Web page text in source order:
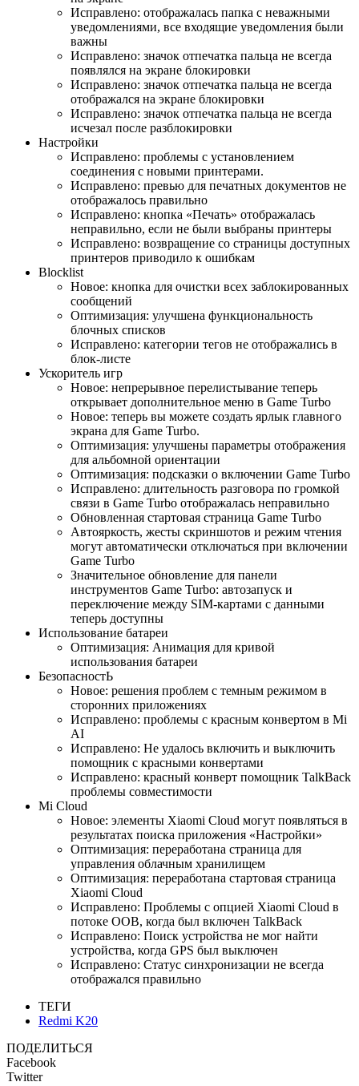
Исправлено: отображалась папка с неважными
уведомлениями, все входящие уведомления были
важны
Исправлено: значок отпечатка пальца не всегда
появлялся на экране блокировки
Исправлено: значок отпечатка пальца не всегда
отображался на экране блокировки
Исправлено: значок отпечатка пальца не всегда
исчезал после разблокировки
Настройки
Исправлено: проблемы с установлением
соединения с новыми принтерами.
Исправлено: превью для печатных документов не
отображалось правильно
Исправлено: кнопка «Печать» отображалась
неправильно, если не были выбраны принтеры
Исправлено: возвращение со страницы доступных
принтеров приводило к ошибкам
Blocklist
Новое: кнопка для очистки всех заблокированных
сообщений
Оптимизация: улучшена функциональность
блочных списков
Исправлено: категории тегов не отображались в
блок-листе
Ускоритель игр
Новое: непрерывное перелистывание теперь
открывает дополнительное меню в Game Turbo
Новое: теперь вы можете создать ярлык главного
экрана для Game Turbo.
Оптимизация: улучшены параметры отображения
для альбомной ориентации
Оптимизация: подсказки о включении Game Turbo
Исправлено: длительность разговора по громкой
связи в Game Turbo отображалась неправильно
Обновленная стартовая страница Game Turbo
Автояркость, жесты скриншотов и режим чтения
могут автоматически отключаться при включении
Game Turbo
Значительное обновление для панели
инструментов Game Turbo: автозапуск и
переключение между SIM-картами с данными
теперь доступны
Использование батареи
Оптимизация: Анимация для кривой
использования батареи
БезопасностЬ
Новое: решения проблем с темным режимом в
сторонних приложениях
Исправлено: проблемы с красным конвертом в Mi
AI
Исправлено: Не удалось включить и выключить
помощник с красными конвертами
Исправлено: красный конверт помощник TalkBack
проблемы совместимости
Mi Cloud
Новое: элементы Xiaomi Cloud могут появляться в
результатах поиска приложения «Настройки»
Оптимизация: переработана страница для
управления облачным хранилищем
Оптимизация: переработана стартовая страница
Xiaomi Cloud
Исправлено: Проблемы с опцией Xiaomi Cloud в
потоке OOB, когда был включен TalkBack
Исправлено: Поиск устройства не мог найти
устройства, когда GPS был выключен
Исправлено: Статус синхронизации не всегда
отображался правильно
ТЕГИ
Redmi K20
ПОДЕЛИТЬСЯ
Facebook
Twitter